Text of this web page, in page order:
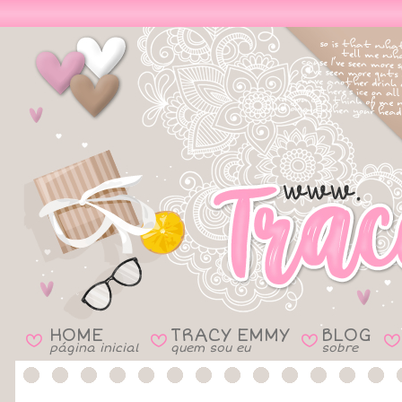
B HOME
página inicial B TRACY EMMY
quem sou eu B BLOG
sobre B